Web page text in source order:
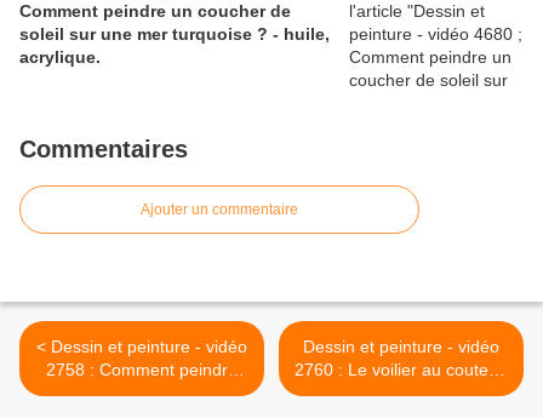
Comment peindre un coucher de
soleil sur une mer turquoise ? - huile,
acrylique.
Commentaires
Ajouter un commentaire
< Dessin et peinture - vidéo
2758 : Comment peindre
les pensées ( nature morte
Dessin et peinture - vidéo
2760 : Le voilier au couteau
1/2 - acrylique et huile. >